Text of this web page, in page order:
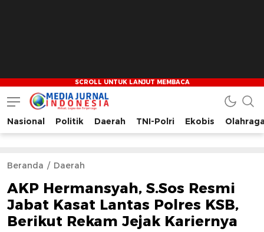
Media Jurnal Indonesia
Bersama Membangun Indonesia
Nasional Politik Daerah TNI-Polri Ekobis
Beranda Daerah
AKP Hermansyah, S.Sos Resmi
Jabat Kasat Lantas Polres KSB,
Berikut Rekam Jejak Kariernya